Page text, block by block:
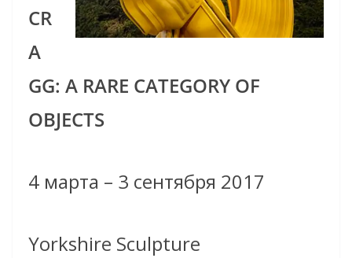
CR
A
GG: A RARE CATEGORY OF
OBJECTS
4 марта – 3 сентября 2017
Yorkshire Sculpture